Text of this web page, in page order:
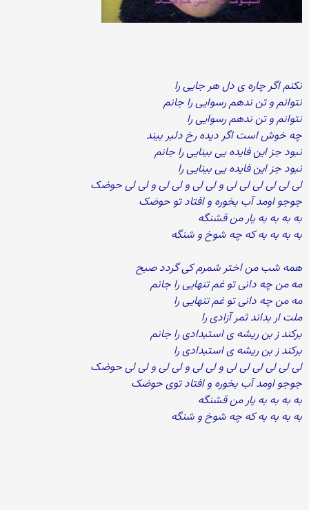
نکنم اگر چاره ی دل هر جایی را
نتوانم و تن ندهم رسوایی را جانم
نتوانم و تن ندهم رسوایی را
چه خوش است اگر دیده رخ دلبر بیند
نبود جز این فایده یی بینایی را جانم
نبود جز این فایده یی بینایی را
لی لی لی لی لی لی و لی لی و لی لی و لی لی حوضک
جوجو اومد آب بخوره و افتاد تو حوضک
به به به به یار من قشنگه
به به به به که چه شوخ و شنگه
همه شب من اختر شمرم کی گردد صبح
مه من چه دانی تو غم تنهایی را جانم
مه من چه دانی تو غم تنهایی را
ملت ار بداند ثمر آزادی را
برکند ز بن ریشه ی استبدادی را جانم
برکند ز بن ریشه ی استبدادی را
لی لی لی لی لی لی و لی لی و لی لی و لی لی حوضک
جوجو اومد آب بخوره و افتاد توی حوضک
به به به به یار من قشنگه
به به به به که چه شوخ و شنگه